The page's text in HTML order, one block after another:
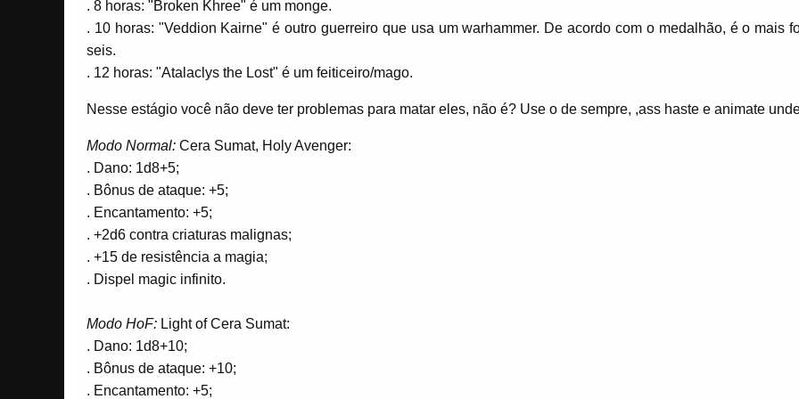
. 8 horas: "Broken Khree" é um monge.
. 10 horas: "Veddion Kairne" é outro guerreiro que usa um warhammer. De acordo com o medalhão, é o mais
seis.
. 12 horas: "Atalaclys the Lost" é um feiticeiro/mago.
Nesse estágio você não deve ter problemas para matar eles, não é? Use o de sempre, ,ass haste e animate
Modo Normal: Cera Sumat, Holy Avenger:
. Dano: 1d8+5;
. Bônus de ataque: +5;
. Encantamento: +5;
. +2d6 contra criaturas malignas;
. +15 de resistência a magia;
. Dispel magic infinito.
Modo HoF: Light of Cera Sumat:
. Dano: 1d8+10;
. Bônus de ataque: +10;
. Encantamento: +5;